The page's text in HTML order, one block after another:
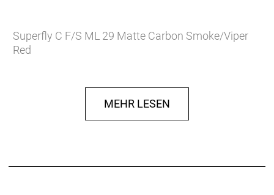
Superfly C F/S ML 29 Matte Carbon Smoke/Viper
Red
MEHR LESEN